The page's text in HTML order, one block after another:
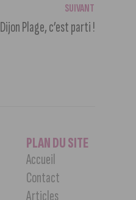
SUIVANT
Dijon Plage, c’est parti !
PLAN DU SITE
Accueil
Contact
Articles